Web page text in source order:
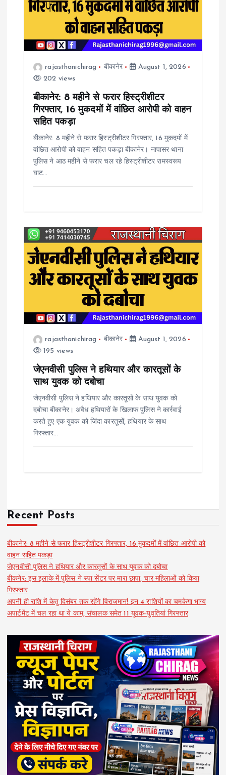
g
rajasthanichirag बीकानेर
August 1, 2026
202 views
बीकानेर: 8 महीने से फरार हिस्ट्रीशीटर
गिरफ्तार, 16 मुकदमों में वांछित आरोपी को वाहन
सहित पकड़ा
बीकानेर: 8 महीने से फरार हिस्ट्रीशीटर गिरफ्तार, 16 मुकदमों में
वांछित आरोपी को वाहन सहित पकड़ा बीकानेर। नापासर थाना
पुलिस ने आठ महीने से फरार चल रहे हिस्ट्रीशीटर रामस्वरूप
घाट…
rajasthanichirag बीकानेर
August 1, 2026
195 views
जेएनवीसी पुलिस ने हथियार और कारतूसों के
साथ युवक को दबोचा
जेएनवीसी पुलिस ने हथियार और कारतूसों के साथ युवक को
दबोचा बीकानेर। अवैध हथियारों के खिलाफ पुलिस ने कार्रवाई
करते हुए एक युवक को जिंदा कारतूसों, हथियार के साथ
गिरफ्तार…
Recent Posts
बीकानेर: 8 महीने से फरार हिस्ट्रीशीटर गिरफ्तार, 16 मुकदमों में वांछित आरोपी को
वाहन सहित पकड़ा
जेएनवीसी पुलिस ने हथियार और कारतूसों के साथ युवक को दबोचा
बीकनेर: इस इलाके में पुलिस ने स्पा सेंटर पर मारा छापा, चार महिलाओं को किया
गिरफ्तार
अपनी ही राशि में केतु दिसंबर तक रहेंगे विराजमान! इन 4 राशियों का चमकेगा भाग्य
अपार्टमेंट में चल रहा था ये काम, संचालक समेत 11 युवक-युवतियां गिरफ्तार